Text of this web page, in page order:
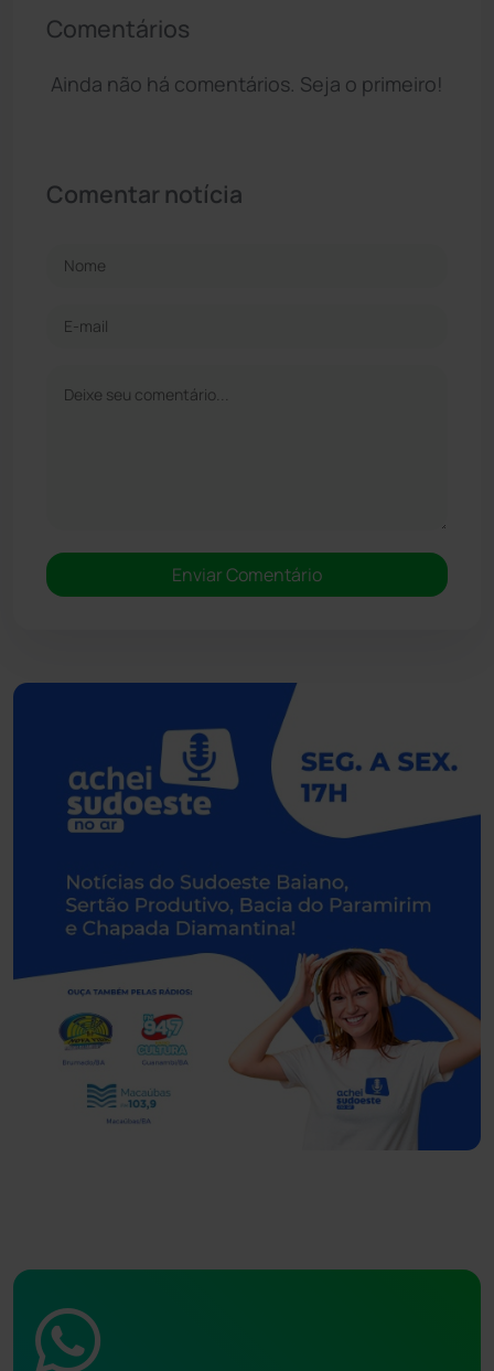
Comentários
Ainda não há comentários. Seja o primeiro!
Comentar notícia